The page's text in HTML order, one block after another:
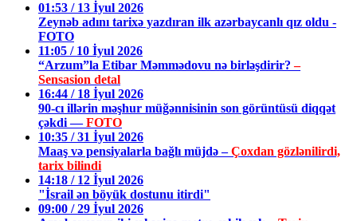
01:53 / 13 İyul 2026
Zeynəb adını tarixə yazdıran ilk azərbaycanlı qız oldu -
FOTO
11:05 / 10 İyul 2026
“Arzum”la Etibar Məmmədovu nə birləşdirir?–
Sensasion detal
16:44 / 18 İyul 2026
90-cı illərin məşhur müğənnisinin son görüntüsü diqqət
çəkdi —FOTO
10:35 / 31 İyul 2026
Maaş və pensiyalarla bağlı müjdə –Çoxdan gözlənilirdi,
tarix bilindi
14:18 / 12 İyul 2026
"İsrail ən böyük dostunu itirdi"
09:00 / 29 İyul 2026